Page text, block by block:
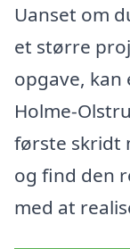
Uanset om
et større
opgave,
Holme-
første skridt
og find den
med at